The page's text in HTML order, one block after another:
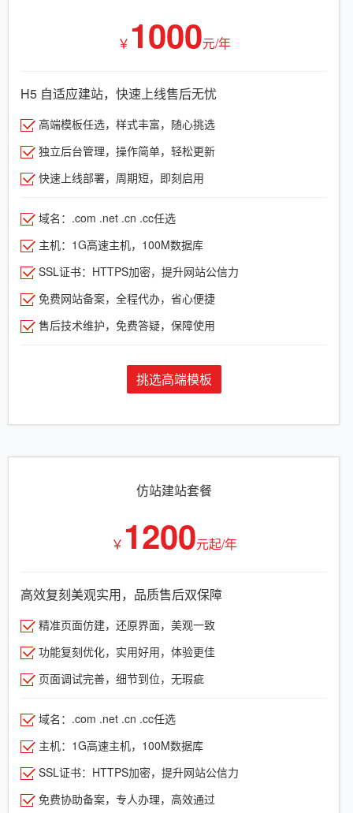
￥ 1000元/年
H5 自适应建站，快速上线售后无忧
高端模板任选，样式丰富，随心挑选
独立后台管理，操作简单，轻松更新
快速上线部署，周期短，即刻启用
域名：.com .net .cn .cc任选
主机：1G高速主机，100M数据库
SSL证书：HTTPS加密，提升网站公信力
免费网站备案，全程代办，省心便捷
售后技术维护，免费答疑，保障使用
挑选高端模板
仿站建站套餐
￥ 1200元起/年
高效复刻美观实用，品质售后双保障
精准页面仿建，还原界面，美观一致
功能复刻优化，实用好用，体验更佳
页面调试完善，细节到位，无瑕疵
域名：.com .net .cn .cc任选
主机：1G高速主机，100M数据库
SSL证书：HTTPS加密，提升网站公信力
免费协助备案，专人办理，高效通过